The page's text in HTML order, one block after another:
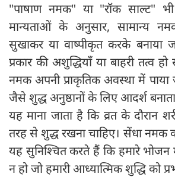
"पाषाण नमक" या "रॉक साल्ट"
मान्यताओं के अनुसार, सामान्य
सुखाकर या वाष्पीकृत करके बनाया
प्रकार की अशुद्धियाँ या बाहरी तत्व
नमक अपनी प्राकृतिक अवस्था में पाया
जैसे शुद्ध अनुष्ठानों के लिए आदर्श
यह माना जाता है कि व्रत के दौरान
तरह से शुद्ध रखना चाहिए। सेंधा नमक
यह सुनिश्चित करते हैं कि हमारे भोजन
न हो जो हमारी आध्यात्मिक शुद्धि को